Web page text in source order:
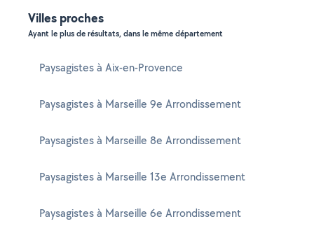
Villes proches
Ayant le plus de résultats, dans le même département
Paysagistes à Aix-en-Provence
Paysagistes à Marseille 9e Arrondissement
Paysagistes à Marseille 8e Arrondissement
Paysagistes à Marseille 13e Arrondissement
Paysagistes à Marseille 6e Arrondissement